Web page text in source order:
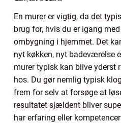
En murer er vigtig, da det
brug for, hvis du er igang
ombygning i hjemmet. Det
nyt køkken, nyt badeværelse
murer typisk kan blive yderst
hos. Du gør nemlig typisk
frem for selv at forsøge at
resultatet sjældent bliver
har erfaring eller